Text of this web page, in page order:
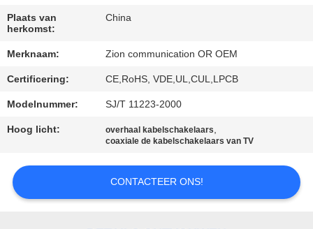
PRIVACY
POLICY
Plaats van
herkomst:
China
Merknaam: Zion communication OR OEM
Certificering: CE,RoHS, VDE,UL,CUL,LPCB
Modelnummer: SJ/T 11223-2000
Hoog licht: overhaal kabelschakelaars,
coaxiale de kabelschakelaars van TV
CONTACTEER ONS!